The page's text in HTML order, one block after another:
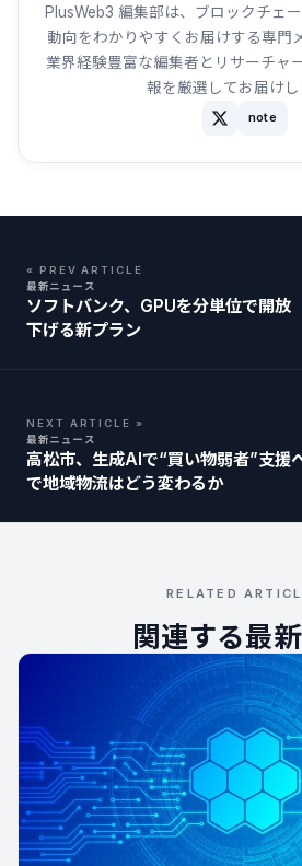
PlusWeb3 編集部は、ブロックチェ
動向をわかりやすくお届けする専門
業界経験豊富な編集者とリサーチャ
報を厳選してお届けし
note
« PREV ARTICLE
最新ニュース
ソフトバンク、GPUを分単位で開
下げる新プラン
NEXT ARTICLE »
最新ニュース
高松市、生成AIで“買い物弱者”支
で地域物流はどう変わるか
RELATED
関連する最